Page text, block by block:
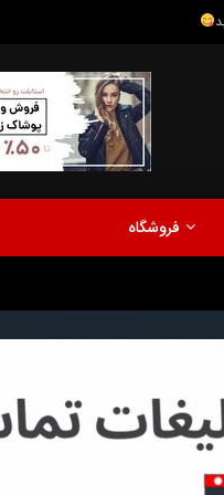
فروشگاه
مدلینگ
دیوید تیلور